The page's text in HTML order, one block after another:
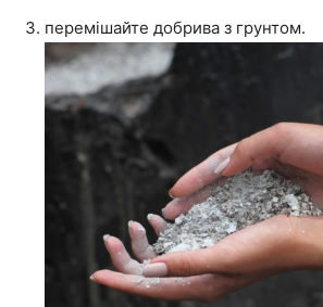
перемішайте добрива з грунтом.